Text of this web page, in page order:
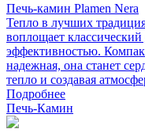
Печь-камин Plamen Nera
Тепло в лучших
воплощает
эффективностью.
надежная, она станет
тепло и создавая
Подробнее
Печь-Камин